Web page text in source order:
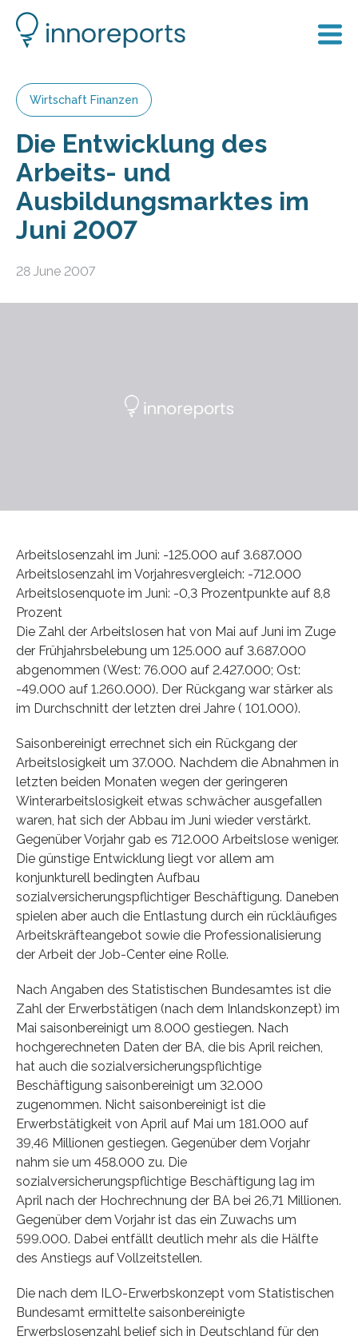
Wirtschaft Finanzen
Die Entwicklung des
Arbeits- und
Ausbildungsmarktes im
Juni 2007
28 June 2007
Arbeitslosenzahl im Juni: -125.000 auf 3.687.000
Arbeitslosenzahl im Vorjahresvergleich: -712.000
Arbeitslosenquote im Juni: -0,3 Prozentpunkte auf 8,8
Prozent
Die Zahl der Arbeitslosen hat von Mai auf Juni im Zuge
der Frühjahrsbelebung um 125.000 auf 3.687.000
abgenommen (West: 76.000 auf 2.427.000; Ost:
-49.000 auf 1.260.000). Der Rückgang war stärker als
im Durchschnitt der letzten drei Jahre ( 101.000).
Saisonbereinigt errechnet sich ein Rückgang der
Arbeitslosigkeit um 37.000. Nachdem die Abnahmen in
letzten beiden Monaten wegen der geringeren
Winterarbeitslosigkeit etwas schwächer ausgefallen
waren, hat sich der Abbau im Juni wieder verstärkt.
Gegenüber Vorjahr gab es 712.000 Arbeitslose weniger.
Die günstige Entwicklung liegt vor allem am
konjunkturell bedingten Aufbau
sozialversicherungspflichtiger Beschäftigung. Daneben
spielen aber auch die Entlastung durch ein rückläufiges
Arbeitskräfteangebot sowie die Professionalisierung
der Arbeit der Job-Center eine Rolle.
Nach Angaben des Statistischen Bundesamtes ist die
Zahl der Erwerbstätigen (nach dem Inlandskonzept) im
Mai saisonbereinigt um 8.000 gestiegen. Nach
hochgerechneten Daten der BA, die bis April reichen,
hat auch die sozialversicherungspflichtige
Beschäftigung saisonbereinigt um 32.000
zugenommen. Nicht saisonbereinigt ist die
Erwerbstätigkeit von April auf Mai um 181.000 auf
39,46 Millionen gestiegen. Gegenüber dem Vorjahr
nahm sie um 458.000 zu. Die
sozialversicherungspflichtige Beschäftigung lag im
April nach der Hochrechnung der BA bei 26,71 Millionen.
Gegenüber dem Vorjahr ist das ein Zuwachs um
599.000. Dabei entfällt deutlich mehr als die Hälfte
des Anstiegs auf Vollzeitstellen.
Die nach dem ILO-Erwerbskonzept vom Statistischen
Bundesamt ermittelte saisonbereinigte
Erwerbslosenzahl belief sich in Deutschland für den